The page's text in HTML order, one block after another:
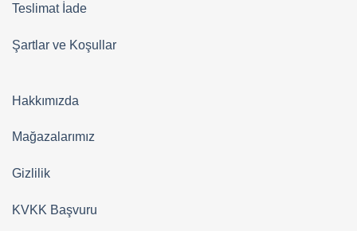
Teslimat İade
Şartlar ve Koşullar
Hakkımızda
Mağazalarımız
Gizlilik
KVKK Başvuru